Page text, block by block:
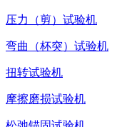
压力（剪）试验机
弯曲（杯突）试验机
扭转试验机
摩擦磨损试验机